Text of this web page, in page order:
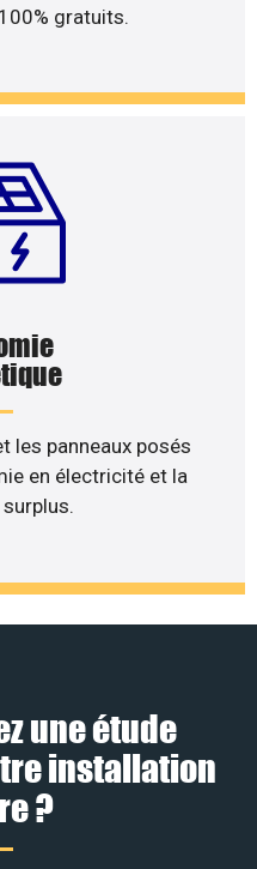
gratuits.
les panneaux posés
en électricité et la
une étude
installation
?